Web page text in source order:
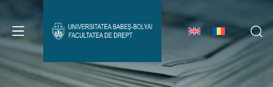
Avizier Studenți
Studii